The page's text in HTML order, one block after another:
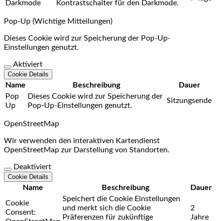
Darkmode
Kontrastschalter für den Darkmode.
Pop-Up (Wichtige Mitteilungen)
Dieses Cookie wird zur Speicherung der Pop-Up-
Einstellungen genutzt.
Aktiviert
Cookie Details
Name Beschreibung
Dauer
Pop
Up
Dieses Cookie wird zur Speicherung der
Pop-Up-Einstellungen genutzt.
Sitzungsende
OpenStreetMap
Wir verwenden den interaktiven Kartendienst
OpenStreetMap zur Darstellung von Standorten.
Deaktiviert
Cookie Details
Name Beschreibung
Dauer
Cookie
Consent:
Speichert die Cookie Einstellungen
und merkt sich die Cookie
Präferenzen für zukünftige
2
Jahre